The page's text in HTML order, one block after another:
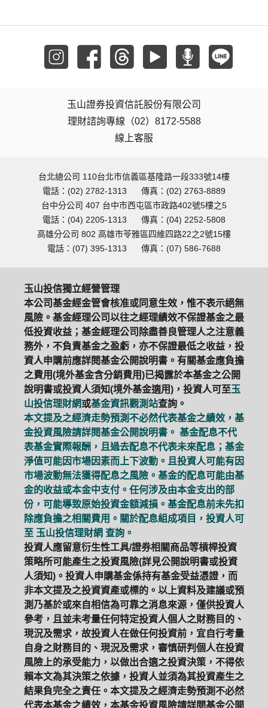
玉山證券投資信託股份有限公司
理財諮詢專線（02）8172-5588
線上客服
台北總公司 110台北市信義區基隆路一段333號14樓
電話：(02) 2782-1313
傳真：(02) 2763-8889
台中分公司 407 台中市西屯區市政路402號5樓之5
電話：(04) 2205-1313
傳真：(04) 2252-5808
高雄分公司 802 高雄市苓雅區四維四路22之2號15樓
電話：(07) 395-1313
傳真：(07) 586-7688
玉山投信獨立經營管理
本公司基金經金管會核准或同意生效，惟不表示絕無
風險。基金經理公司以往之經理績效不保證基金之最
低投資收益；基金經理公司除盡善良管理人之注意義
務外，不負責基金之盈虧，亦不保證最低之收益，投
資人申購前應詳閱基金公開說明書。有關基金應負擔
之費用(境外基金含分銷費用)已揭露於本基金之公開
說明書或投資人須知(境外基金適用)，投資人可至玉
山投信理財網或基金資訊觀測站查詢。
本文提及之經濟走勢預測不必然代表基金之績效，基
金投資風險請詳閱基金公開說明書。 基金配息不代
表基金實際報酬，且過去配息不代表未來配息；基金
淨值可能因市場因素而上下波動。且投資人可能有因
市場波動無法獲得配息之風險。基金的配息可能由基
金的收益或本金中支付。任何涉及由本金支出的部
份，可能導致原始投資金額減損。基金配息前未先扣
除應負擔之相關費用。關於配息組成項目，投資人可
至 玉山投信理財網 查詢。
投資人應留意衍生性工具/證券相關商品等槓桿投資
策略所可能產生之投資風險(詳見公開說明書或投資
人須知)。投資人申購基金係持有基金受益憑證，而
非本文提及之投資資產或標的。以上資料及建議或預
測乃基於或來自相信為可靠之消息來源，僅供投資人
參考，且並未考量任何特定投資人個人之財務目的、
現況及需求，故投資人在做任何投資前，宜自行考量
自身之財務目的、現況及需求，審慎研判個人在投資
風險上的承受能力，以做出合適之投資決策，不得依
賴本文為其決策之依據，投資人並須為其投資產生之
結果負完全之責任。本文提及之經濟走勢預測不必然
代表本基金之績效，本基金投資風險請詳閱基金公開